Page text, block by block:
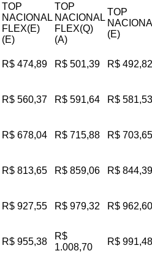
TOP
NACIONAL
FLEX(E)
(E)
TOP
NACIONAL
FLEX(Q)
(A)
TOP
(E)
R$ 474,89 R$ 501,39 R$ 492,82
R$ 560,37 R$ 591,64 R$ 581,53
R$ 678,04 R$ 715,88 R$ 703,65
R$ 813,65 R$ 859,06 R$ 844,39
R$ 927,55 R$ 979,32 R$ 962,60
R$ 955,38
R$
1.008,70
R$ 991,48